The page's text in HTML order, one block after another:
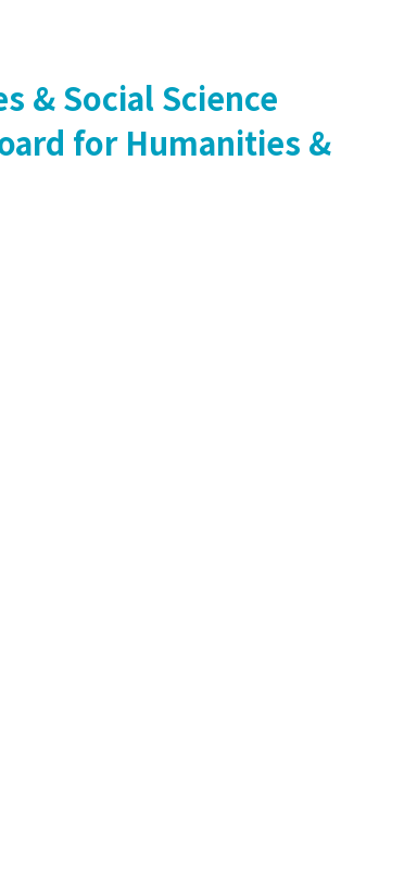
& Social Science
for Humanities &